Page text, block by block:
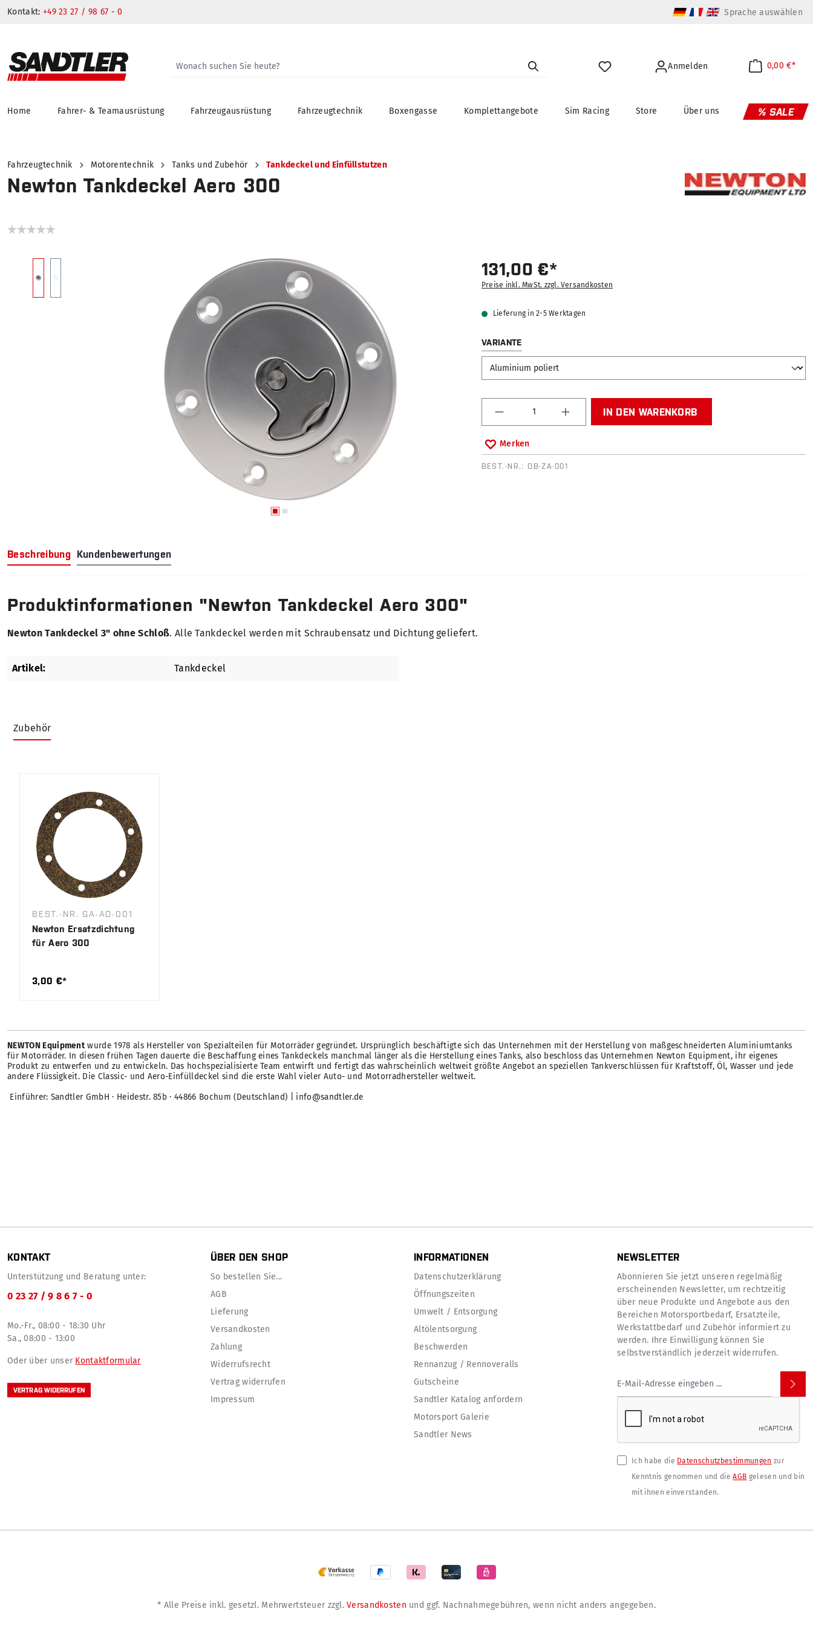
Kontakt: +49 23 27 / 98 67 - 0 Sprache auswählen
Anmelden 0,00 €*
Home Fahrer- & Teamausrüstung Fahrzeugausrüstung Fahrzeugtechnik Boxengasse Komplettangebote Sim Racing Store Über uns % SALE
Fahrzeugtechnik Motorentechnik Tanks und Zubehör Tankdeckel und Einfüllstutzen
Newton Tankdeckel Aero 300
131,00 €*
Preise inkl. MwSt. zzgl. Versandkosten
Lieferung in 2-5 Werktagen
VARIANTEAUSWÄHLEN
Produkt Anzahl: Gib den gewünschten Wert ein
IN DEN WARENKORB
Merken
BEST.-NR.: OB-ZA-001
Beschreibung Kundenbewertungen
Produktinformationen "Newton Tankdeckel Aero 300"
Newton Tankdeckel 3" ohne Schloß. Alle Tankdeckel werden mit Schraubensatz und Dichtung geliefert.
Artikel: Tankdeckel
Zubehör
BEST.-NR. GA-AD-001
Newton Ersatzdichtung
für Aero 300
3,00 €*
NEWTON Equipmentwurde 1978 als Hersteller von Spezialteilen für Motorräder gegründet. Ursprünglich beschäftigte sich das Unternehmen mit der Herstellung von maßgeschneiderten Aluminiumtanks
für Motorräder. In diesen frühen Tagen dauerte die Beschaffung eines Tankdeckels manchmal länger als die Herstellung eines Tanks, also beschloss das Unternehmen Newton Equipment, ihr eigenes
Produkt zu entwerfen und zu entwickeln. Das hochspezialisierte Team entwirft und fertigt das wahrscheinlich weltweit größte Angebot an speziellen Tankverschlüssen für Kraftstoff, Öl, Wasser und jede
andere Flüssigkeit. Die Classic- und Aero-Einfülldeckel sind die erste Wahl vieler Auto- und Motorradhersteller weltweit.
Einführer: Sandtler GmbH · Heidestr. 85b · 44866 Bochum (Deutschland) | info@sandtler.de
KONTAKT
Unterstützung und Beratung unter:
0 23 27 / 9 8 6 7 - 0
Mo.-Fr., 08:00 - 18:30 Uhr
Sa., 08:00 - 13:00
Oder über unser Kontaktformular
VERTRAG WIDERRUFEN
ÜBER DEN SHOP
So bestellen Sie...
AGB
Lieferung
Versandkosten
Zahlung
Widerrufsrecht
Vertrag widerrufen
Impressum
INFORMATIONEN
Datenschutzerklärung
Öffnungszeiten
Umwelt / Entsorgung
Altölentsorgung
Beschwerden
Rennanzug / Rennoveralls
Gutscheine
Sandtler Katalog anfordern
Motorsport Galerie
Sandtler News
NEWSLETTER
Abonnieren Sie jetzt unseren regelmäßig
erscheinenden Newsletter, um rechtzeitig
über neue Produkte und Angebote aus den
Bereichen Motorsportbedarf, Ersatzteile,
Werkstattbedarf und Zubehör informiert zu
werden. Ihre Einwilligung können Sie
selbstverständlich jederzeit widerrufen.
Ich habe die Datenschutzbestimmungen zur
Kenntnis genommen und dieAGB gelesen und bin
mit ihnen einverstanden.
* Alle Preise inkl. gesetzl. Mehrwertsteuer zzgl.Versandkosten und ggf. Nachnahmegebühren, wenn nicht anders angegeben.